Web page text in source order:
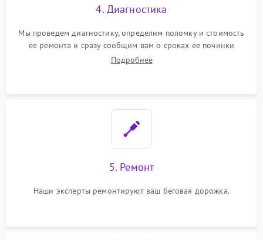
4. Диагностика
Мы проведем диагностику, определим поломку и стоимость
ее ремонта и сразу сообщим вам о сроках ее починки
Подробнее
5. Ремонт
Наши эксперты ремонтируют ваш беговая дорожка.